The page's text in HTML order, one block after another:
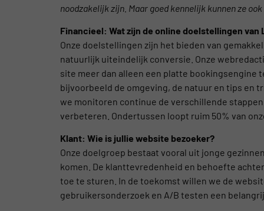
noodzakelijk zijn. Maar goed kennelijk kunnen ze ook
Financieel: Wat zijn de online doelstellingen van
Onze doelstellingen zijn het bieden van
natuurlijk uiteindelijk conversie. Onze
site meer dan alleen een platte bookingsengine
bijvoorbeeld de omgeving, de natuur en tips en
we monitoren continue de verschillende
verbeteren. Ondertussen loopt ruim 50% van
Klant: Wie is jullie website bezoeker?
Onze doelgroep bestaat vooral uit jonge
komen. De klanttevredenheid en behoefte
toe te sturen. In de toekomst willen we de
gebruikersonderzoek en A/B testen een